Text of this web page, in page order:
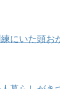
にいた頭お